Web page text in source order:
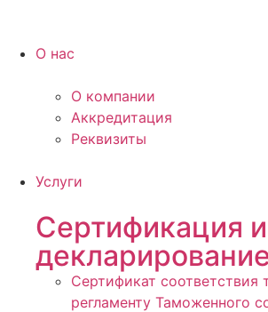
О нас
О компании
Аккредитация
Реквизиты
Услуги
Сертификация и
Сертификат соответствия
регламенту Таможенного